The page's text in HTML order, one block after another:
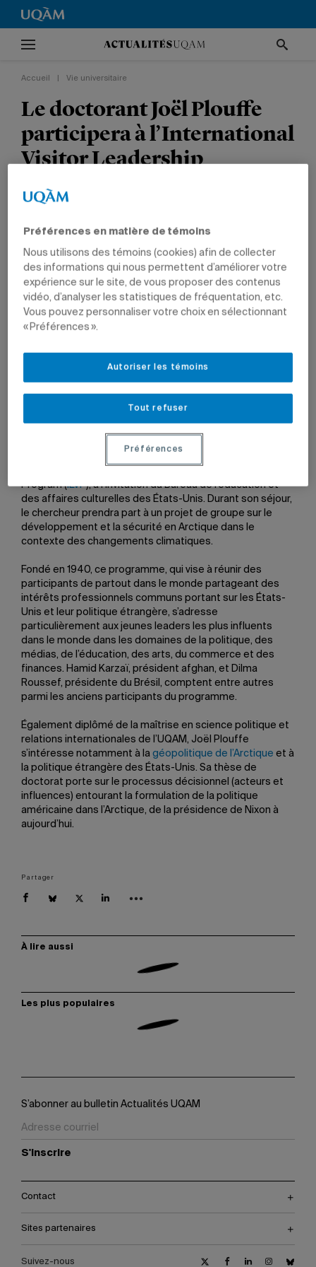
Accueil Vie universitaire
Le doctorant Joël Plouffe
participera à l’International
Visitor Leadership
Program, aux États-Unis
PRIX ET DISTINCTIONS
POLITIQUE ET DROIT DIPLÔMÉS
Mis à jour le 7 juin 2022 à 12 h 21
, doctorant en science politique et chercheur
Program (ILVP), à l’invitation du Bureau de l’éducation et
des affaires culturelles des États-Unis. Durant son séjour,
le chercheur prendra part à un projet de groupe sur le
développement et la sécurité en Arctique dans le
contexte des changements climatiques.
Fondé en 1940, ce programme, qui vise à réunir des
participants de partout dans le monde partageant des
intérêts professionnels communs portant sur les États-
Unis et leur politique étrangère, s’adresse
particulièrement aux jeunes leaders les plus influents
dans le monde dans les domaines de la politique, des
médias, de l’éducation, des arts, du commerce et des
finances. Hamid Karzaï, président afghan, et Dilma
Roussef, présidente du Brésil, comptent entre autres
parmi les anciens participants du programme.
Également diplômé de la maîtrise en science politique et
relations internationales de l’UQAM, Joël Plouffe
s’intéresse notamment à la géopolitique de l’Arctique et à
la politique étrangère des États-Unis. Sa thèse de
doctorat porte sur le processus décisionnel (acteurs et
influences) entourant la formulation de la politique
américaine dans l’Arctique, de la présidence de Nixon à
aujourd’hui.
Partager
À lire aussi
Les plus populaires
S’abonner au bulletin Actualités UQAM
S'inscrire
Contact
Sites partenaires
Suivez-nous
Préférences en matière de témoins
Nous utilisons des témoins (cookies) afin de collecter
des informations qui nous permettent d’améliorer votre
expérience sur le site, de vous proposer des contenus
vidéo, d’analyser les statistiques de fréquentation, etc.
Vous pouvez personnaliser votre choix en sélectionnant
« Préférences ».
Tout refuser
Autoriser les témoins
Préférences